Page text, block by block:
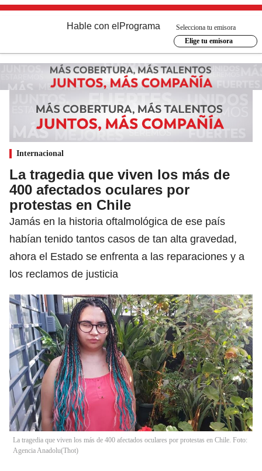
Hable con el Programa
Selecciona tu emisora
Elige tu emisora
Internacional
La tragedia que viven los más de
400 afectados oculares por
protestas en Chile
Jamás en la historia oftalmológica de ese país
habían tenido tantos casos de tan alta gravedad,
ahora el Estado se enfrenta a las reparaciones y a
los reclamos de justicia
La tragedia que viven los más de 400 afectados oculares por protestas en Chile. Foto:
Agencia Anadolu(Thot)